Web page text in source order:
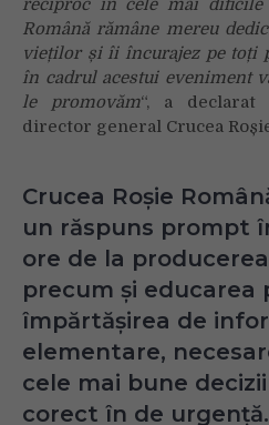
reciproc în cele mai dificile
Română rămâne mereu
vieților și îi încurajez pe toți
în cadrul acestui eveniment
le promovăm“, a
director general Crucea
Crucea Roșie
un răspuns prompt
ore de la
precum și educarea
împărtășirea de
elementare,
cele mai bune
corect în de urgență.